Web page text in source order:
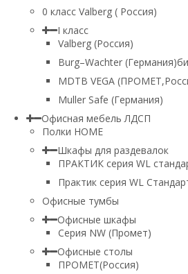
0 класс Valberg ( Россия)
I класс
Valberg (Россия)
Burg–Wachter
MDTB VEGA
Muller Safe (Германия)
Офисная мебель ЛДСП
Полки HOME
Шкафы для раздевалок
ПРАКТИК серия WL
Практик серия WL
Офисные тумбы
Офисные шкафы
Серия NW (Промет)
Офисные столы
ПРОМЕТ(Россия)